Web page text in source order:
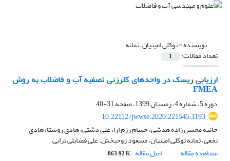
نویسنده =توکلی امینیان، ثمانه
تعداد مقالات: 1
ارزیابی ریسک در واحدهای کلرزنی تصفیه آب و فاضلاب به روش
FMEA
دوره 5، شماره 4، زمستان 1399، صفحه
31-40
10.22112/jwwse.2020.221545.1193
حانیه محسن زاده هدشی، حسام رزم ارا، علی دشتی، هادی روستا، هادی
نخعی، ثمانه توکلی امینیان، مسعود روحبخش، علی فضایلی ترابی
مشاهده مقاله
اصل مقاله 863.92 K